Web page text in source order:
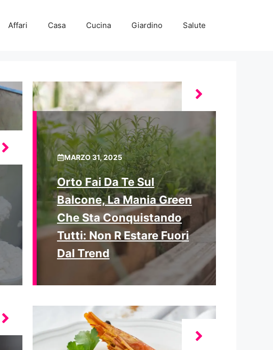
Affari Casa Cucina Giardino Salute
MARZO 31, 2025
Orto Fai Da Te Sul
Balcone, La Mania Green
Che Sta Conquistando
Tutti: Non R Estare Fuori
Dal Trend